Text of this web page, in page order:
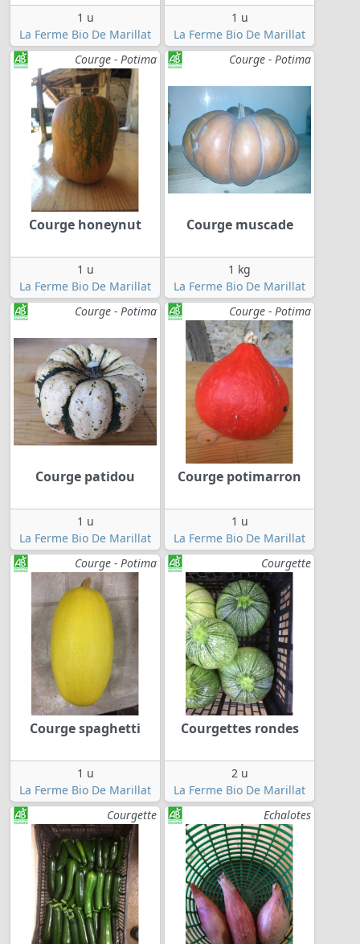
1 u
La Ferme Bio De Marillat
1 u
La Ferme Bio De Marillat
Courge - Potima
Courge honeynut
1 u
La Ferme Bio De Marillat
Courge - Potima
Courge muscade
1 kg
La Ferme Bio De Marillat
Courge - Potima
Courge patidou
1 u
La Ferme Bio De Marillat
Courge - Potima
Courge potimarron
1 u
La Ferme Bio De Marillat
Courge - Potima
Courge spaghetti
1 u
La Ferme Bio De Marillat
Courgette
Courgettes rondes
2 u
La Ferme Bio De Marillat
Courgette
Echalotes